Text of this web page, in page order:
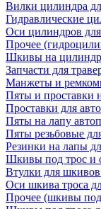
Вилки цилиндра
Гидравлические
Оси цилиндров
Прочее
Шкивы на
Запчасти для
Манжеты и
Пяты и проставки
Проставки для
Пяты на лапу
Пяты резьбовые
Резинки на лапы
Шкивы под трос и
Втулки для
Оси шкива троса
Прочее (шкивы